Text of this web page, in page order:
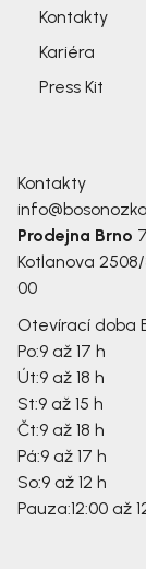
Kontakty
Kariéra
Press Kit
Kontakty
Prodejna Brno
Kotlanova
00
Otevírací doba
Po:9 až 17 h
Út:9 až 18 h
St:9 až 15 h
Čt:9 až 18 h
Pá:9 až 17 h
So:9 až 12 h
Pauza:12:00 až